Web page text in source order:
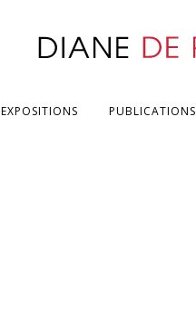
EXPOSITIONS PUBLICATIONS